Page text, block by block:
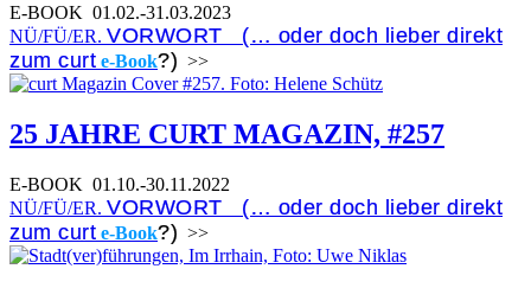
E-BOOK 01.02.-31.03.2023
NÜ/FÜ/ER. VORWORT (… oder doch lieber direkt
zum curt e-Book?) >>
25 JAHRE CURT MAGAZIN, #257
E-BOOK 01.10.-30.11.2022
NÜ/FÜ/ER. VORWORT (… oder doch lieber direkt
zum curt e-Book?) >>